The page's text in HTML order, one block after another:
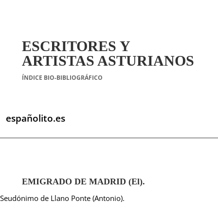
ESCRITORES Y
ARTISTAS ASTURIANOS
ÍNDICE BIO-BIBLIOGRÁFICO
españolito.es
EMIGRADO DE MADRID (El).
Seudónimo de Llano Ponte (Antonio).